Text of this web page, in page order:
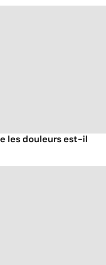
les douleurs est-il